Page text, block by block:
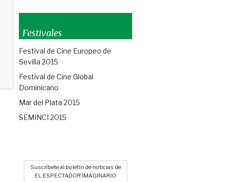
Festivales
Festival de Cine Europeo de
Sevilla 2015
Festival de Cine Global
Dominicano
Mar del Plata 2015
SEMINCI 2015
Suscríbete al boletín de noticias de
EL ESPECTADOR IMAGINARIO